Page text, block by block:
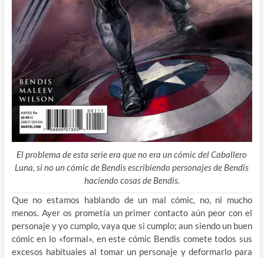
El problema de esta serie era que no era un cómic del Caballero
Luna, si no un cómic de Bendis escribiendo personajes de Bendis
haciendo cosas de Bendis.
Que no estamos hablando de un mal cómic, no, ni mucho
menos. Ayer os prometía un primer contacto aún peor con el
personaje y yo cumplo, vaya que si cumplo; aun siendo un buen
cómic en lo «formal», en este cómic Bendis comete todos sus
excesos habituales al tomar un personaje y deformarlo para